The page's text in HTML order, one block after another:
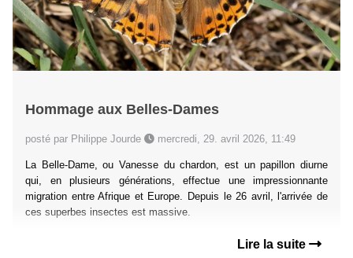
Hommage aux Belles-Dames
posté par Philippe Jourde mercredi, 29. avril 2026, 11:49
La Belle-Dame, ou Vanesse du chardon, est un papillon diurne
qui, en plusieurs générations, effectue une impressionnante
migration entre Afrique et Europe. Depuis le 26 avril, l'arrivée de
ces superbes insectes est massive.
Lire la suite